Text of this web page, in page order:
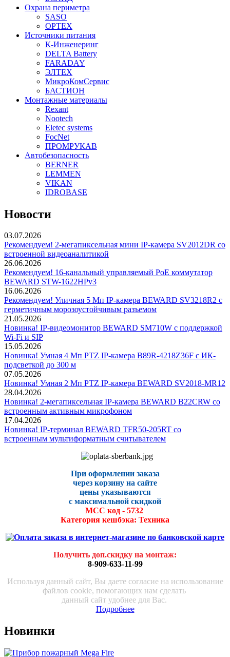
Охрана периметра
SASO
OPTEX
Источники питания
К-Инженеринг
DELTA Battery
FARADAY
ЭЛТЕХ
МикроКомСервис
БАСТИОН
Монтажные материалы
Rexant
Nootech
Eletec systems
FocNet
ПРОМРУКАВ
Автобезопасность
BERNER
LEMMEN
VIKAN
IDROBASE
Новости
03.07.2026
Рекомендуем! 2-мегапиксельная мини IP-камера SV2012DR со
встроенной видеоаналитикой
26.06.2026
Рекомендуем! 16-канальный управляемый PoE коммутатор
BEWARD STW-1622HPv3
16.06.2026
Рекомендуем! Уличная 5 Мп IP-камера BEWARD SV3218R2 с
герметичным морозоустойчивым разъемом
21.05.2026
Новинка! IP-видеомонитор BEWARD SM710W с поддержкой
Wi-Fi и SIP
15.05.2026
Новинка! Умная 4 Мп PTZ IP-камера B89R-4218Z36F с ИК-
подсветкой до 300 м
07.05.2026
Новинка! Умная 2 Мп PTZ IP-камера BEWARD SV2018-MR12
28.04.2026
Новинка! 2-мегапиксельная IP-камера BEWARD B22CRW со
встроенным активным микрофоном
17.04.2026
Новинка! IP-терминал BEWARD TFR50-205RT со
встроенным мультиформатным считывателем
При оформлении заказа
через корзину на сайте
цены указываются
с максимальной скидкой
МСС код - 5732
Категория кешбэка: Техника
Получить доп.скидку на монтаж:
8-909-633-11-99
Используя данный сайт, Вы даете согласие на использование
файлов cookie, помогающих нам сделать
данный сайт удобнее для Вас.
Подробнее
Новинки